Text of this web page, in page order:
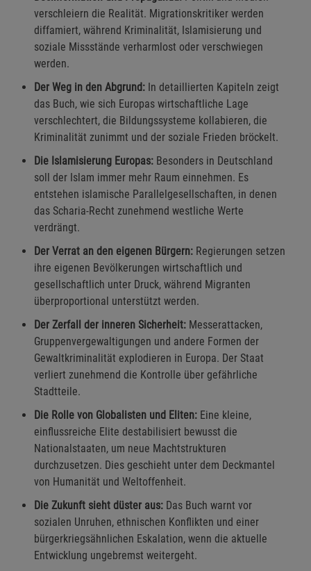
verschleiern die Realität. Migrationskritiker werden
diffamiert, während Kriminalität, Islamisierung und
soziale Missstände verharmlost oder verschwiegen
werden.
Der Weg in den Abgrund: In detaillierten Kapiteln zeigt
das Buch, wie sich Europas wirtschaftliche Lage
verschlechtert, die Bildungssysteme kollabieren, die
Kriminalität zunimmt und der soziale Frieden bröckelt.
Die Islamisierung Europas: Besonders in Deutschland
soll der Islam immer mehr Raum einnehmen. Es
entstehen islamische Parallelgesellschaften, in denen
das Scharia-Recht zunehmend westliche Werte
verdrängt.
Der Verrat an den eigenen Bürgern: Regierungen setzen
ihre eigenen Bevölkerungen wirtschaftlich und
gesellschaftlich unter Druck, während Migranten
überproportional unterstützt werden.
Der Zerfall der inneren Sicherheit: Messerattacken,
Gruppenvergewaltigungen und andere Formen der
Gewaltkriminalität explodieren in Europa. Der Staat
verliert zunehmend die Kontrolle über gefährliche
Stadtteile.
Die Rolle von Globalisten und Eliten: Eine kleine,
einflussreiche Elite destabilisiert bewusst die
Nationalstaaten, um neue Machtstrukturen
durchzusetzen. Dies geschieht unter dem Deckmantel
von Humanität und Weltoffenheit.
Die Zukunft sieht düster aus: Das Buch warnt vor
sozialen Unruhen, ethnischen Konflikten und einer
bürgerkriegsähnlichen Eskalation, wenn die aktuelle
Entwicklung ungebremst weitergeht.
Funktionale Cookies (1)
Beschreibung Funktionale Cookies
Cookie-Informationenanzeigen
Statistik Cookies (2) Statistik Cookies
Beschreibung Statistik Cookies
Cookie-Informationenanzeigen
Marketing Cookies (3) Marketing Cookies
Beschreibung Marketing Cookies
Cookie-Informationen anzeigen
Datenschutzerklärung Impressum